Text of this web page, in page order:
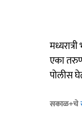
एका
पोलीस
सकाळ+चे